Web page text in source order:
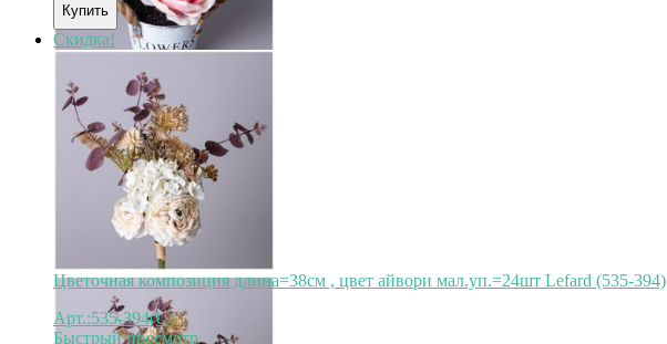
Купить
Скидка!
Цветочная композиция длина=38см , цвет айвори мал.уп.=24шт Lefard (535-394)
Арт.:535-394(U)
Быстрый просмотр